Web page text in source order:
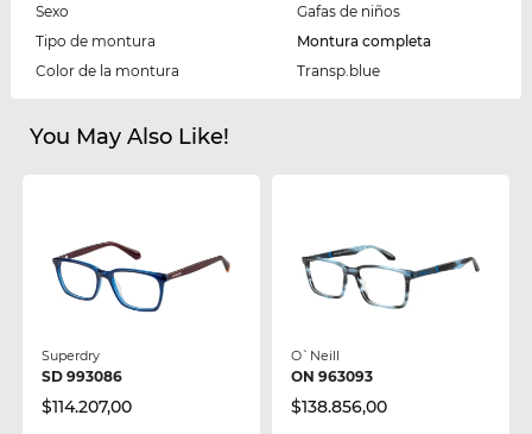
Sexo
Gafas de niños
Tipo de montura
Montura completa
Color de la montura
Transp.blue
You May Also Like!
Superdry
SD 993086
$114.207,00
O`Neill
ON 963093
$138.856,00